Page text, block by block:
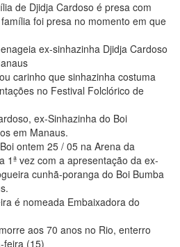
de Djidja Cardoso é presa com
foi presa no momento em que
ex-sinhazinha Djidja Cardoso
carinho que sinhazinha costuma
no Festival Folclórico de
ex-Sinhazinha do Boi
em Manaus.
ontem 25 / 05 na Arena da
1ª vez com a apresentação da ex-
cunhã-poranga do Boi Bumba
é nomeada Embaixadora do
aos 70 anos no Rio, enterro
feira (15)